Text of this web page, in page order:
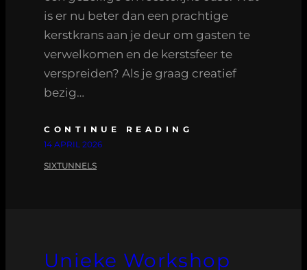
is er nu beter dan een prachtige
kerstkrans aan je deur om gasten te
verwelkomen en de kerstsfeer te
verspreiden? Als je graag creatief
bezig…
CONTINUE READING
14 APRIL 2026
SIXTUNNELS
Unieke Workshop